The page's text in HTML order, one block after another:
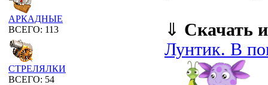
АРКАДНЫЕ
ВСЕГО: 113
СТРЕЛЯЛКИ
ВСЕГО: 54
⇓ Скачать
Лунтик. В